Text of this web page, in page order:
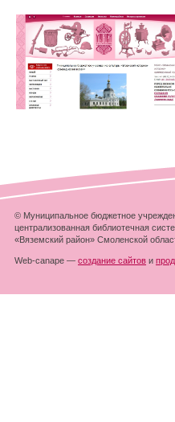
© Муниципальное бюджетное
централизованная библиотечная
«Вяземский район» Смоленской
Web-canape — создание сайтов и